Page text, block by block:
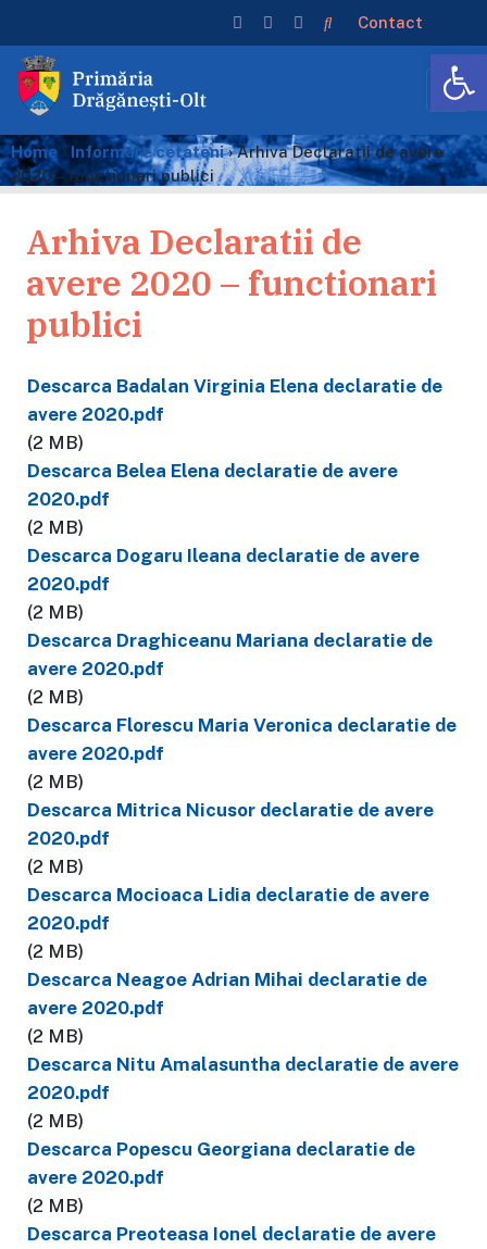
Home›Informare cetateni›Arhiva Declaratii de avere
2020 – functionari publici
Contact
Arhiva Declaratii de
avere 2020 – functionari
publici
Descarca Badalan Virginia Elena declaratie de
avere 2020.pdf
(2 MB)
Descarca Belea Elena declaratie de avere
2020.pdf
(2 MB)
Descarca Dogaru Ileana declaratie de avere
2020.pdf
(2 MB)
Descarca Draghiceanu Mariana declaratie de
avere 2020.pdf
(2 MB)
Descarca Florescu Maria Veronica declaratie de
avere 2020.pdf
(2 MB)
Descarca Mitrica Nicusor declaratie de avere
2020.pdf
(2 MB)
Descarca Mocioaca Lidia declaratie de avere
2020.pdf
(2 MB)
Descarca Neagoe Adrian Mihai declaratie de
avere 2020.pdf
(2 MB)
Descarca Nitu Amalasuntha declaratie de avere
2020.pdf
(2 MB)
Descarca Popescu Georgiana declaratie de
avere 2020.pdf
(2 MB)
Descarca Preoteasa Ionel declaratie de avere